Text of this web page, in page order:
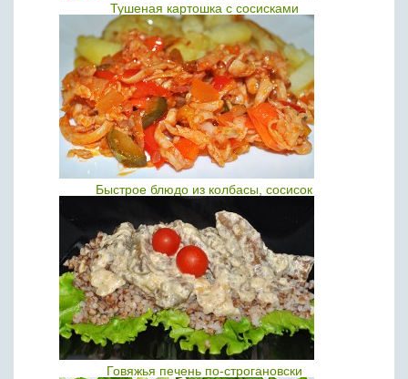
Тушеная картошка с сосисками
Быстрое блюдо из колбасы, сосисок
Говяжья печень по-строгановски